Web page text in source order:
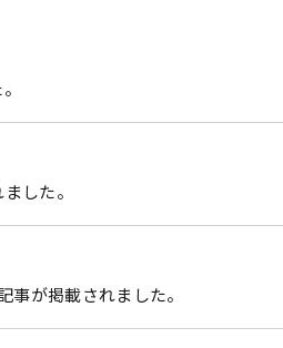
した。
事が掲載されました。